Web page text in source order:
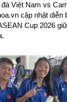
Việt Nam vs
cập nhật diễn
Cup 2026